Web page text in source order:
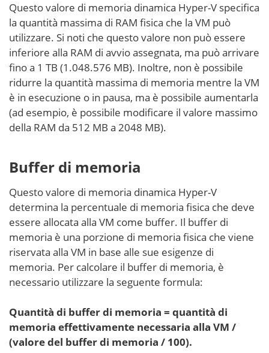
Questo valore di memoria dinamica Hyper-V specifica
la quantità massima di RAM fisica che la VM può
utilizzare. Si noti che questo valore non può essere
inferiore alla RAM di avvio assegnata, ma può arrivare
fino a 1 TB (1.048.576 MB). Inoltre, non è possibile
ridurre la quantità massima di memoria mentre la VM
è in esecuzione o in pausa, ma è possibile aumentarla
(ad esempio, è possibile modificare il valore massimo
della RAM da 512 MB a 2048 MB).
Buffer di memoria
Questo valore di memoria dinamica Hyper-V
determina la percentuale di memoria fisica che deve
essere allocata alla VM come buffer. Il buffer di
memoria è una porzione di memoria fisica che viene
riservata alla VM in base alle sue esigenze di
memoria. Per calcolare il buffer di memoria, è
necessario utilizzare la seguente formula:
Quantità di buffer di memoria = quantità di
memoria effettivamente necessaria alla VM /
(valore del buffer di memoria / 100).